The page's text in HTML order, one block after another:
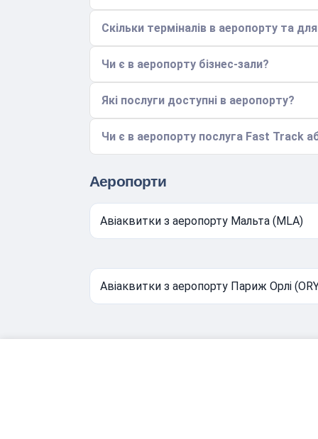
Скільки терміналів в аеропорту та
Чи є в аеропорту бізнес-зали?
Які послуги доступні в аеропорту?
Чи є в аеропорту послуга Fast Track
Аеропорти
Авіаквитки з аеропорту Мальта (MLA)
Авіаквитки з аеропорту Париж Орлі